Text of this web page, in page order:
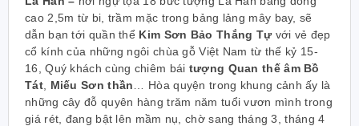
cao 2,5m từ bi, trầm mặc trong bảng lảng mây bay, sẽ
dẫn bạn tới quần thể Kim Sơn Bảo Thắng Tựvới vẻ đẹp
cổ kính của những ngôi chùa gỗ Việt Nam từ thế kỷ 15-
16, Quý khách cùng chiêm bái tượng Quan thế âm Bồ
Tát, Miếu Sơn thần … Hòa quyện trong khung cảnh ấy là
những cây đỗ quyên hàng trăm năm tuổi vươn mình trong
giá rét, đang bật lên mầm nụ, chờ sang tháng 3, tháng 4